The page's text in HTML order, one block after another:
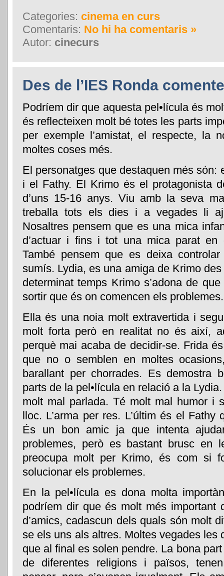
Categories: cinema en curs
Comentaris: No hi ha comentaris »
Autor: cinecurs
Des de l’IES Ronda
Podríem dir que aquesta pel•lícula és
és reflecteixen molt bé totes les parts
per exemple l’amistat, el respecte, la
moltes coses més.
El personatges que destaquen més són:
i el Fathy. El Krimo és el protagonista
d’uns 15-16 anys. Viu amb la seva
treballa tots els dies i a vegades li
Nosaltres pensem que es una mica
d’actuar i fins i tot una mica parat en
També pensem que es deixa
sumís. Lydia, es una amiga de Krimo
determinat temps Krimo s’adona de
sortir que és on comencen els problemes.
Ella és una noia molt extravertida i
molt forta però en realitat no és així,
perquè mai acaba de decidir-se. Frida
que no o semblen en moltes
barallant per chorrades. Es demostra
parts de la pel•lícula en relació a la
molt mal parlada. Té molt mal humor i
lloc. L’arma per res. L’últim és el Fathy
És un bon amic ja que intenta
problemes, però es bastant brusc en
preocupa molt per Krimo, és com si
solucionar els problemes.
En la pel•lícula es dona molta
podríem dir que és molt més important
d’amics, cadascun dels quals són molt
se els uns als altres. Moltes vegades les
que al final es solen pendre. La bona
de diferentes religions i països,